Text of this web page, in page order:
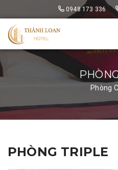
0948 173 336
Phòng
PHÒNG TRIPLE